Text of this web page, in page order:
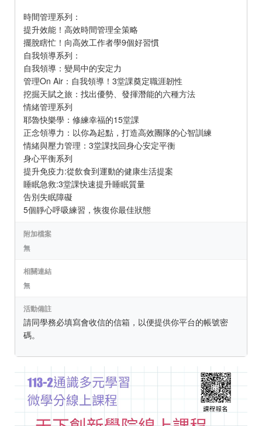
時間管理系列：
提升效能！高效時間管理全策略
擺脫瞎忙！向高效工作者學9個好習慣
自我領導系列：
自我領導：變局中的安定力
管理On Air：自我領導！3堂課奠定職涯韌性
挖掘天賦之旅：找出優勢、發揮潛能的六種方法
情緒管理系列
耶魯快樂學：修練幸福的15堂課
正念領導力：以你為起點，打造高效團隊的心智訓練
情緒與壓力管理：3堂課找回身心安定平衡
身心平衡系列
提升免疫力:從飲食到運動的健康生活提案
睡眠急救:3堂課快速提升睡眠質量
告別失眠障礙
5個靜心呼吸練習，恢復你最佳狀態
附加檔案
無
相關連結
無
活動備註
請同學務必填寫會收信的信箱，以便提供你平台的帳號密
碼。